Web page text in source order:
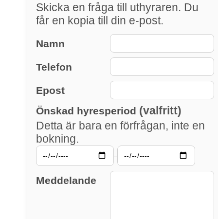
Skicka en fråga till uthyraren. Du
får en kopia till din e-post.
Namn
Telefon
Epost
Önskad hyresperiod (valfritt)
Detta är bara en förfrågan, inte en
bokning.
–
Meddelande